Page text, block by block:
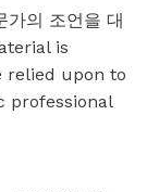
가의 조언을 대
is
relied upon to
professional